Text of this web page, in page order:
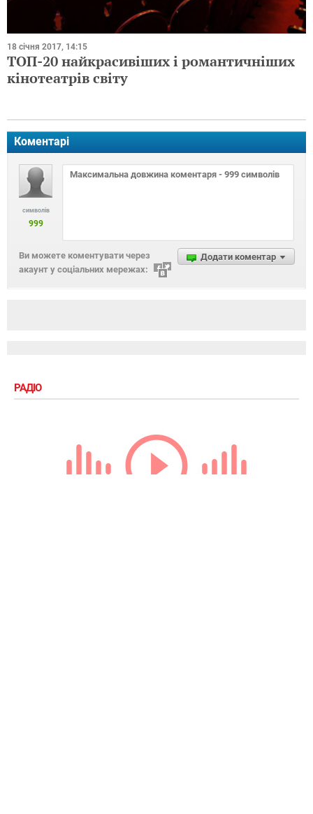
18 січня 2017, 14:15
ТОП-20 найкрасивіших і романтичніших
кінотеатрів світу
Коментарі
символів
999
Додати коментар
Ви можете коментувати через
акаунт у соціальних мережах:
РАДІО